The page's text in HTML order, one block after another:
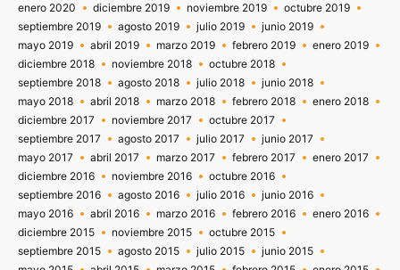
enero 2020
diciembre 2019 noviembre 2019
octubre 2019
septiembre 2019
agosto 2019 julio 2019
junio 2019
mayo 2019
abril 2019 marzo 2019 febrero 2019
enero 2019
diciembre 2018
noviembre 2018
octubre 2018
septiembre 2018
agosto 2018 julio 2018
junio 2018
mayo 2018
abril 2018 marzo 2018 febrero 2018
enero 2018
diciembre 2017
noviembre 2017
octubre 2017
septiembre 2017
agosto 2017 julio 2017
junio 2017
mayo 2017
abril 2017 marzo 2017 febrero 2017
enero 2017
diciembre 2016
noviembre 2016
octubre 2016
septiembre 2016
agosto 2016 julio 2016
junio 2016
mayo 2016
abril 2016 marzo 2016 febrero 2016
enero 2016
diciembre 2015
noviembre 2015
octubre 2015
septiembre 2015
agosto 2015 julio 2015
junio 2015